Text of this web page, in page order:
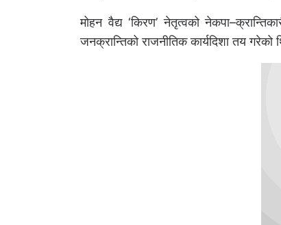
मोहन वैद्य ‘किरण’ नेतृत्वको
जनक्रान्तिको राजनीतिक कार्यदिशा तय गरेको